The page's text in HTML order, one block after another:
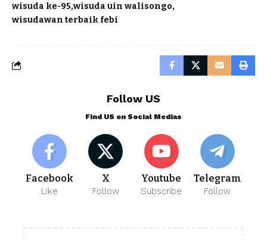
wisuda ke-95 wisuda uin walisongo
wisudawan terbaik febi
Follow US
Find US on Social Medias
Facebook
Like
X
Follow
Youtube
Subscribe
Telegram
Follow